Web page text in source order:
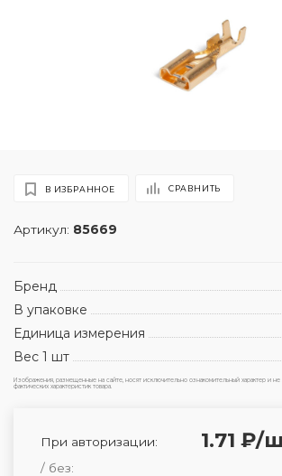
Артикул: 85669
В ИЗБРАННОЕ СРАВНИТЬ
Бренд
В упаковке
Единица измерения
Вес 1 шт
Изображения, размещенные на сайте, носят исключительно ознакомительный характер и
фактических характеристик товара.
При авторизации: 1.71 ₽/
/ без: